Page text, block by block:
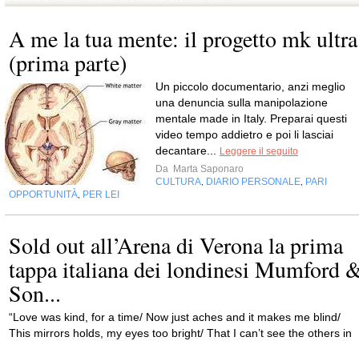
A me la tua mente: il progetto mk ultra
(prima parte)
Un piccolo documentario, anzi meglio
una denuncia sulla manipolazione
mentale made in Italy. Preparai questi
video tempo addietro e poi li lasciai
decantare...
Leggere il seguito
Da Marta Saponaro
CULTURA DIARIO PERSONALE PARI
OPPORTUNITÀ PER LEI
Sold out all’Arena di Verona la prima
tappa italiana dei londinesi Mumford
Son...
“Love was kind, for a time/ Now just aches and it makes me blind/
This mirrors holds, my eyes too bright/ That I can’t see the others in